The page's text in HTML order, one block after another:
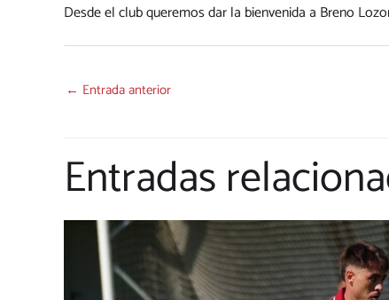
Desde el club queremos dar la bienvenida a Breno
← Entrada anterior
Entradas